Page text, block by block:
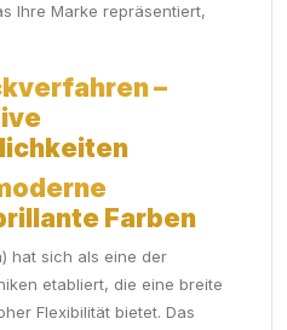
Ihre Marke repräsentiert,
–
Farben
hat sich als eine der
etabliert, die eine breite
Flexibilität bietet. Das